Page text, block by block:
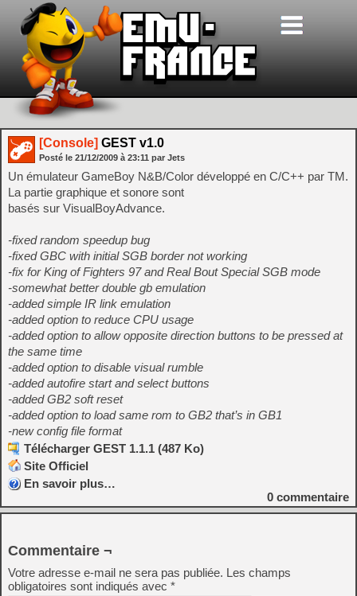
[Console] GEST v1.0
Posté le 21/12/2009 à 23:11 par Jets
Un émulateur GameBoy N&B/Color développé en C/C++ par TM.
La partie graphique et sonore sont
basés sur VisualBoyAdvance.
-fixed random speedup bug
-fixed GBC with initial SGB border not working
-fix for King of Fighters 97 and Real Bout Special SGB mode
-somewhat better double gb emulation
-added simple IR link emulation
-added option to reduce CPU usage
-added option to allow opposite direction buttons to be pressed at
the same time
-added option to disable visual rumble
-added autofire start and select buttons
-added GB2 soft reset
-added option to load same rom to GB2 that’s in GB1
-new config file format
Télécharger GEST 1.1.1 (487 Ko)
Site Officiel
En savoir plus…
0 commentaire
Commentaire ¬
Votre adresse e-mail ne sera pas publiée. Les champs
obligatoires sont indiqués avec *